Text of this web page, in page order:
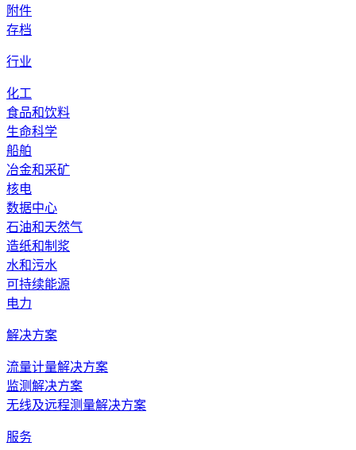
附件
存档
行业
化工
食品和饮料
生命科学
船舶
冶金和采矿
核电
数据中心
石油和天然气
造纸和制浆
水和污水
可持续能源
电力
解决方案
流量计量解决方案
监测解决方案
无线及远程测量解决方案
服务